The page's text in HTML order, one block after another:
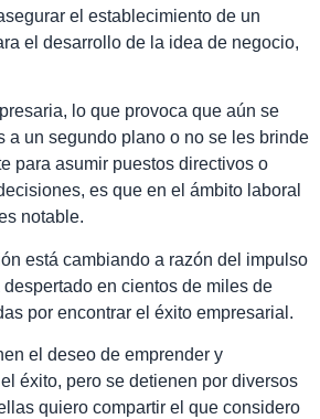
el establecimiento de un
el desarrollo de la idea de negocio,
lo que provoca que aún se
a un segundo plano o no se les brinde
para asumir puestos directivos o
es que en el ámbito laboral
notable.
está cambiando a razón del impulso
en cientos de miles de
por encontrar el éxito empresarial.
el deseo de emprender y
éxito, pero se detienen por diversos
quiero compartir el que considero